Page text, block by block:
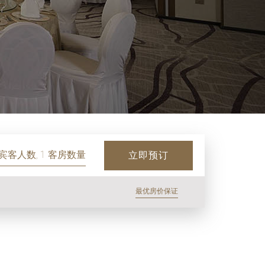
客人数, 1 客房数量 立即预订
最优房价保证